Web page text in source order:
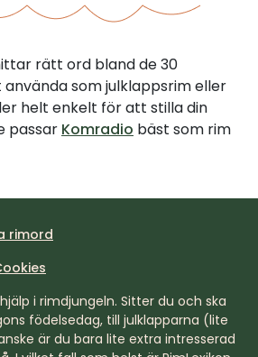
rätt ord bland de 30
som julklappsrim eller
helt enkelt för att stilla din
passar Komradio bäst som rim
rimord
i rimdjungeln. Sitter du och ska
födelsedag, till julklapparna (lite
är du bara lite extra intresserad